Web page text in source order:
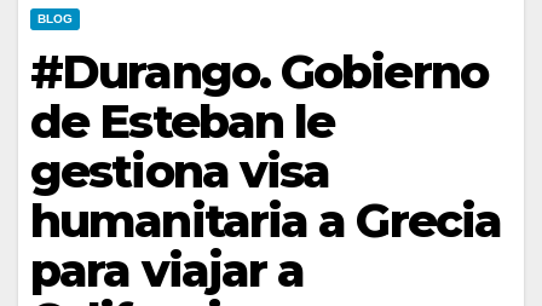
BLOG
#Durango. Gobierno
de Esteban le
gestiona visa
humanitaria a Grecia
para viajar a